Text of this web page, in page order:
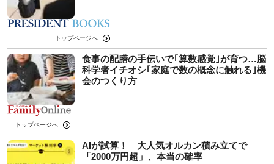
トップページへ
食事の配膳の手伝いで｢算数感覚｣が育つ…脳
科学者イチオシ｢家庭で数の概念に触れる｣機
会のつくり方
トップページへ
AIが試算！ 大人気オルカン積み立てで
「2000万円超」、本当の確率